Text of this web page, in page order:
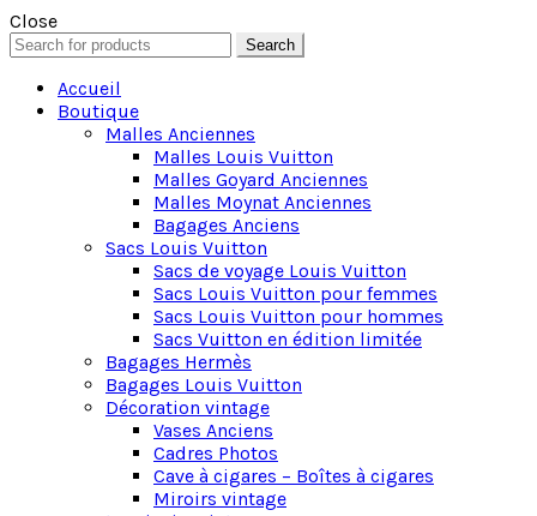
Close
Search
for:
Search
Accueil
Boutique
Malles Anciennes
Malles Louis Vuitton
Malles Goyard Anciennes
Malles Moynat Anciennes
Bagages Anciens
Sacs Louis Vuitton
Sacs de voyage Louis Vuitton
Sacs Louis Vuitton pour femmes
Sacs Louis Vuitton pour hommes
Sacs Vuitton en édition limitée
Bagages Hermès
Bagages Louis Vuitton
Décoration vintage
Vases Anciens
Cadres Photos
Cave à cigares – Boîtes à cigares
Miroirs vintage